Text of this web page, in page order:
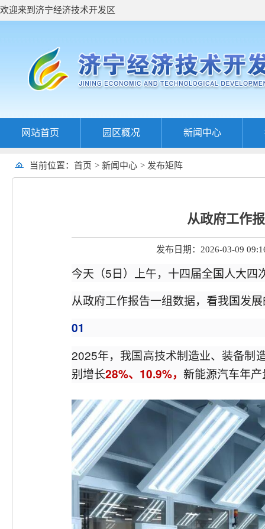
欢迎来到济宁经济技术开发区
网站首页 园区概况 新闻中心
当前位置： 首页 > 新闻中心 > 发布矩阵
从政府工作
发布日期：2026-03-09
今天（5日）上午，十四届全国人大
从政府工作报告一组数据，看我国发
01
2025年，我国高技术制造业、装备制
别增长28%、10.9%， 新能源汽车年